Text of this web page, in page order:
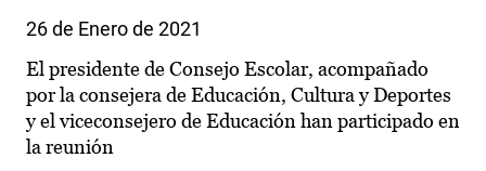
26 de Enero de 2021
El presidente de Consejo Escolar, acompañado
por la consejera de Educación, Cultura y Deportes
y el viceconsejero de Educación han participado en
la reunión